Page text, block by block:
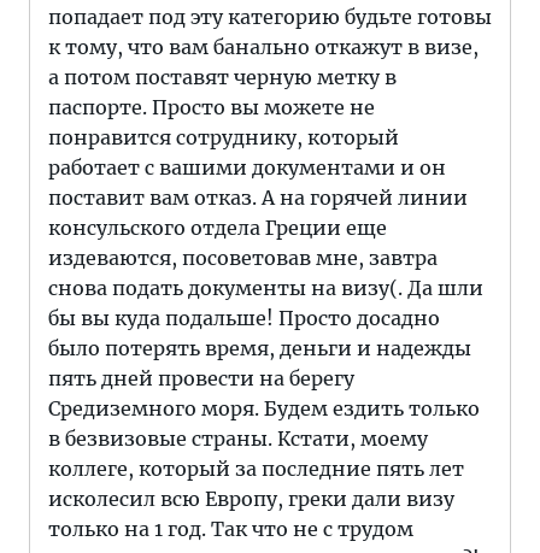
попадает под эту категорию будьте готовы
к тому, что вам банально откажут в визе,
а потом поставят черную метку в
паспорте. Просто вы можете не
понравится сотруднику, который
работает с вашими документами и он
поставит вам отказ. А на горячей линии
консульского отдела Греции еще
издеваются, посоветовав мне, завтра
снова подать документы на визу(. Да шли
бы вы куда подальше! Просто досадно
было потерять время, деньги и надежды
пять дней провести на берегу
Средиземного моря. Будем ездить только
в безвизовые страны. Кстати, моему
коллеге, который за последние пять лет
исколесил всю Европу, греки дали визу
только на 1 год. Так что не с трудом